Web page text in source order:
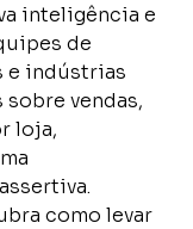
inteligência e
de
e indústrias
vendas,
loja,
como levar